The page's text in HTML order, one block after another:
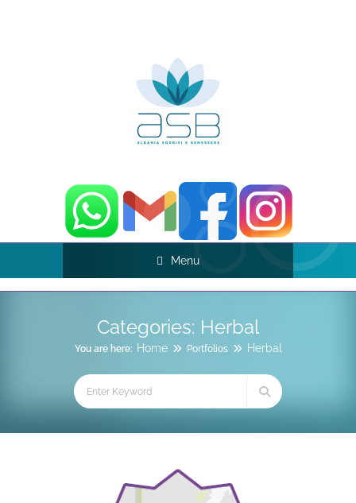
Menu
Categories: Herbal
You are here: Home Portfolios Herbal